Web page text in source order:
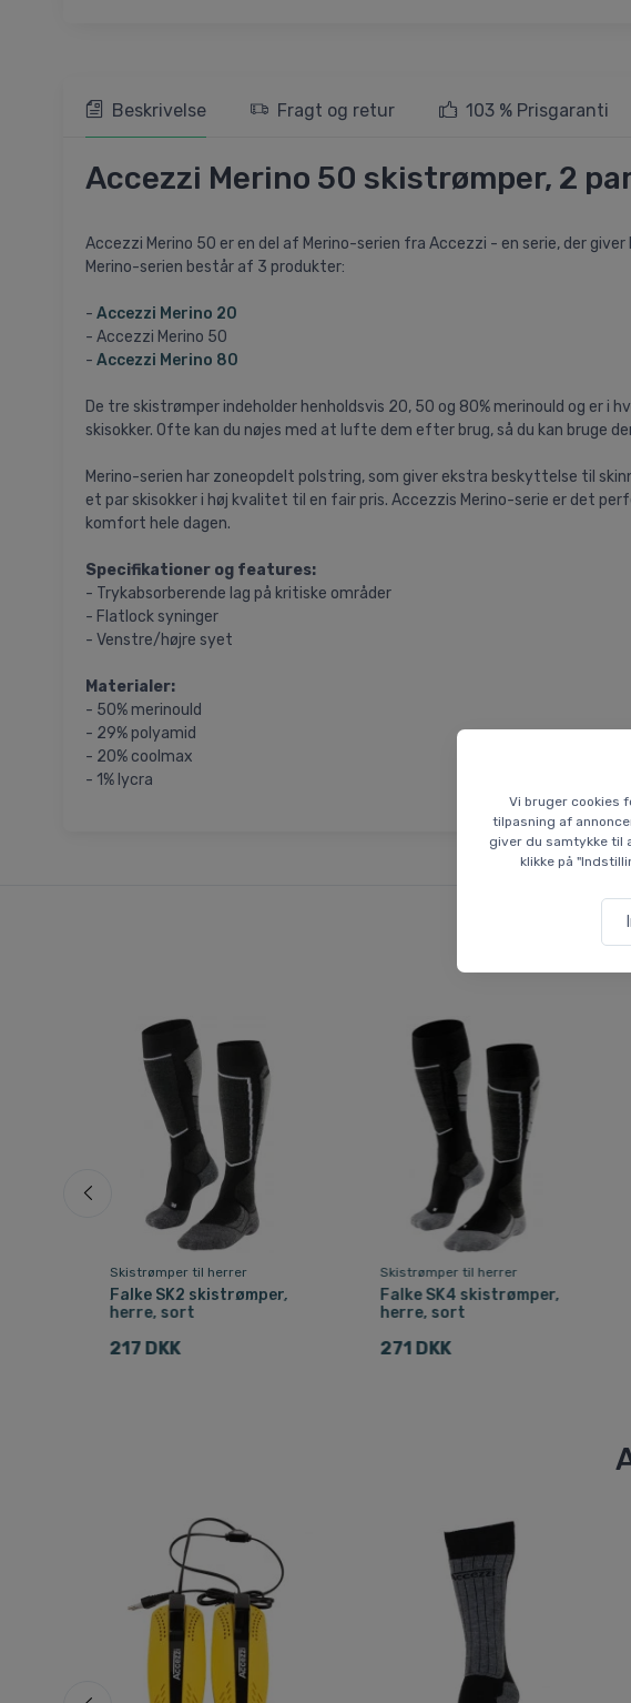
Vi bruger cookies
tilpasning af
giver du samtykke til
klikke på
Beskrivelse Fragt og retur 103 % Prisgaranti
Accezzi Merino 50 skistrømper, 2
Accezzi Merino 50 er en del af Merino-serien fra Accezzi - en serie, der
Merino-serien består af 3 produkter:
- Accezzi Merino 20
- Accezzi Merino 50
- Accezzi Merino 80
De tre skistrømper indeholder henholdsvis 20, 50 og 80% merinould og er
skisokker. Ofte kan du nøjes med at lufte dem efter brug, så du kan bruge
Merino-serien har zoneopdelt polstring, som giver ekstra beskyttelse til
et par skisokker i høj kvalitet til en fair pris. Accezzis Merino-serie er det
komfort hele dagen.
Specifikationer og features:
- Trykabsorberende lag på kritiske områder
- Flatlock syninger
- Venstre/højre syet
Materialer:
- 50% merinould
- 29% polyamid
- 20% coolmax
- 1% lycra
Skistrømper til herrer
Falke SK2 skistrømper,
herre, sort
217 DKK
Skistrømper til herrer
Falke SK4 skistrømper,
herre, sort
271 DKK